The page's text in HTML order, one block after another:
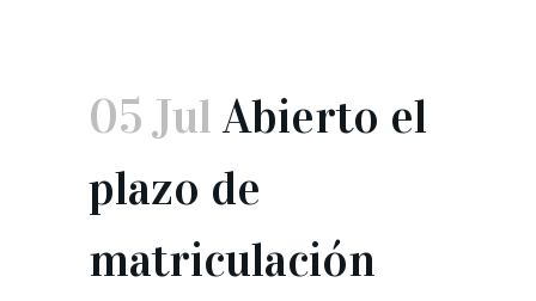
05 JulAbierto el
plazo de
matriculación